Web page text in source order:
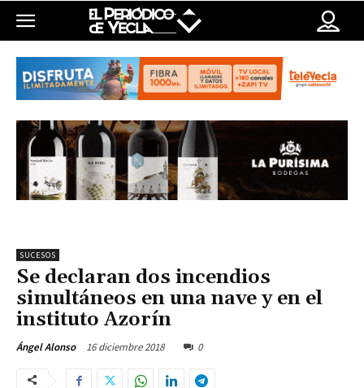
SUCESOS
Se declaran dos incendios
simultáneos en una nave y en el
instituto Azorín
Ángel Alonso 16 diciembre 2018 0